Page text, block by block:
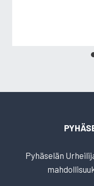
Pyhäselän